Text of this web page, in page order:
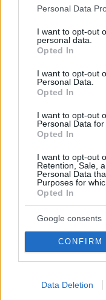
Please note that this
not limited to your
grant or deny
use your data for
consent section.
Personal Data
I want to opt-out
personal data.
Opted In
I want to opt-out
Personal Data.
Opted In
I want to opt-out
Personal Data for
Opted In
I want to opt-out
Retention, Sale,
Personal Data
Purposes for
Opted In
Google consents
CONFIRM
Data Deletion
Στο Χαλί της
LIFE
Μια ξεχωριστή
λάμψη στο